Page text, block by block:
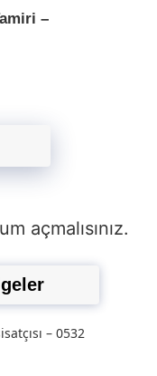
–
açmalısınız.
– 0532